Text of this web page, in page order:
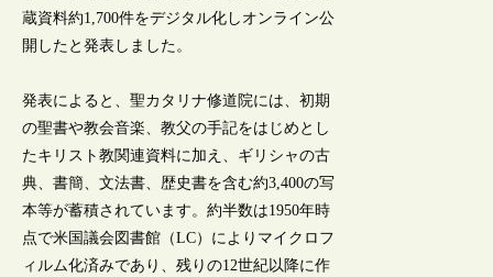
蔵資料約1,700件をデジタル化しオンライン公
開したと発表しました。
発表によると、聖カタリナ修道院には、初期
の聖書や教会音楽、教父の手記をはじめとし
たキリスト教関連資料に加え、ギリシャの古
典、書簡、文法書、歴史書を含む約3,400の写
本等が蓄積されています。約半数は1950年時
点で米国議会図書館（LC）によりマイクロフ
ィルム化済みであり、残りの12世紀以降に作